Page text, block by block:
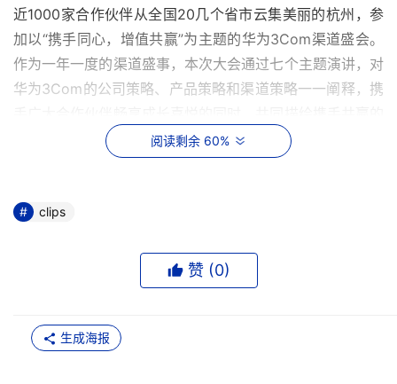
近1000家合作伙伴从全国20几个省市云集美丽的杭州，参
加以“携手同心，增值共赢”为主题的华为3Com渠道盛会。
作为一年一度的渠道盛事，本次大会通过七个主题演讲，对
华为3Com的公司策略、产品策略和渠道策略一一阐释，携
要远多于EMC 等专业存储系统厂商。本周二，惠普推出了
新的存储硬件、软件、服务，并表示，在经历了一段疲软
阅读剩余 60%
clips
赞 (0)
生成海报